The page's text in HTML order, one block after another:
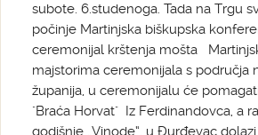
subote. 6.studenoga. Tada na Trgu
počinje Martinjska biškupska
ceremonijal krštenja mošta
majstorima ceremonijala s područja
županija, u ceremonijalu će
"Braća Horvat" Iz Ferdinandovca, a
godišnje „Vinode“, u Đurđevac